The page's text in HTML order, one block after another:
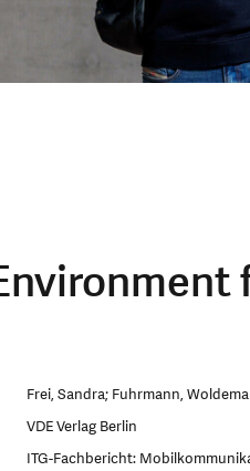
Frei, Sandra; Fuhrmann,
VDE Verlag Berlin
ITG-Fachbericht: